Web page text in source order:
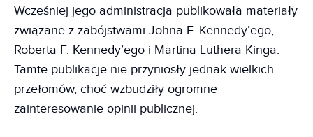
Wcześniej jego administracja publikowała materiały
związane z zabójstwami Johna F. Kennedy’ego,
Roberta F. Kennedy’ego i Martina Luthera Kinga.
Tamte publikacje nie przyniosły jednak wielkich
przełomów, choć wzbudziły ogromne
zainteresowanie opinii publicznej.